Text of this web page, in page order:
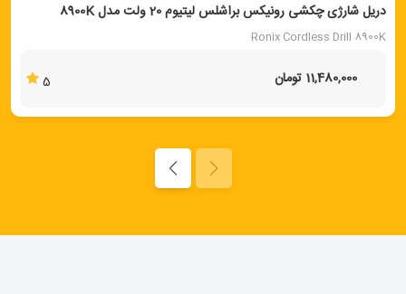
دریل شارژی چکشی رونیکس براشلس لیتیوم 20 ولت مدل 8900K
Ronix Cordless Drill 8900K
11,480,000 تومان 5